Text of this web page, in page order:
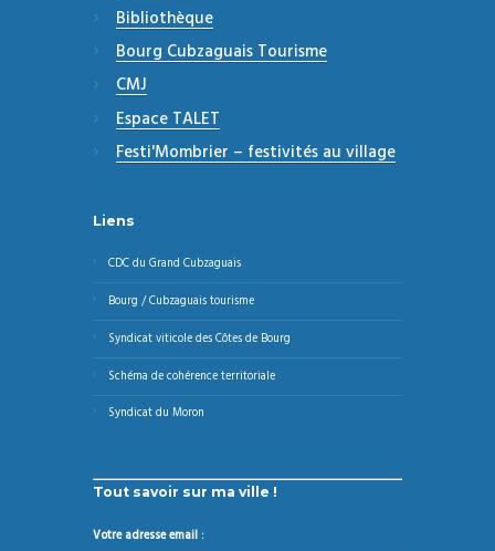
Bibliothèque
Bourg Cubzaguais Tourisme
CMJ
Espace TALET
Festi'Mombrier – festivités au village
Liens
CDC du Grand Cubzaguais
Bourg / Cubzaguais tourisme
Syndicat viticole des Côtes de Bourg
Schéma de cohérence territoriale
Syndicat du Moron
Tout savoir sur ma ville !
Votre adresse email :